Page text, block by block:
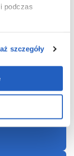
podczas
szczegóły